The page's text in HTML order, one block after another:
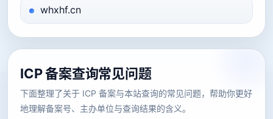
whxhf.cn
ICP 备案查询常见问题
下面整理了关于 ICP 备案与本站查询的常见问题，帮助你更好
地理解备案号、主办单位与查询结果的含义。